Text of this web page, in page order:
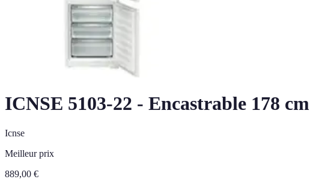
ICNSE 5103-22 - Encastrable 178 cm
Icnse
Meilleur prix
889,00 €